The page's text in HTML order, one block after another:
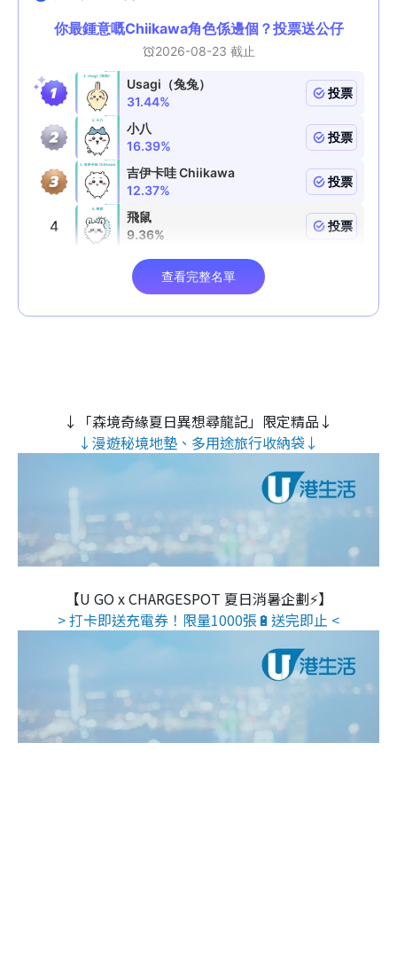
↓「森境奇緣夏日異想尋龍記」限定精品↓
↓漫遊秘境地墊、多用途旅行收納袋↓
【U GO x CHARGESPOT 夏日消暑企劃⚡】
> 打卡即送充電券！限量1000張🔋送完即止 <